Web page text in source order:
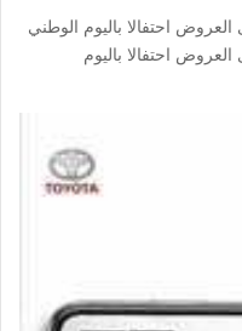
احتفالا باليوم الوطني
احتفالا باليوم